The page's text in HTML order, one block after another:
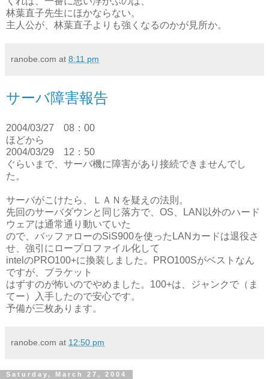
林葉直子先生にほかならない。
主人公が、林葉直子よりも強くなるのかが見所か。
ranobe.com at 8:11 pm
サーバ障害報告
2004/03/27 08：00
ほどから
2004/03/29 12：50
ぐらいまで、サーバ機に障害があり接続できませんでし
た。
サーバがこけたら、ＬＡＮを疑えの法則。
先回のサーバダウンと同じ落方で、OS、LAN以外のハード
ウェアは通常通り動いていた
ので、バッファローのSiS900を使ったLANカードは退役さ
せ、強引にロープロファイル化して
intelのPRO100+に換装しました。PRO100Sがベストなん
ですが、ブラケット
はずすのが怖いのでやめました。100+は、ジャンクで（ま
てー）入手したので安心です。
予備が三枚あります。
ranobe.com at 12:50 pm
Saturday, March 27, 2004